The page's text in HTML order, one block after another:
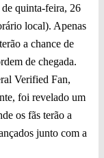
quinta-feira, 26
local). Apenas
a chance de
de chegada.
Verified Fan,
foi revelado um
os fãs terão a
junto com a